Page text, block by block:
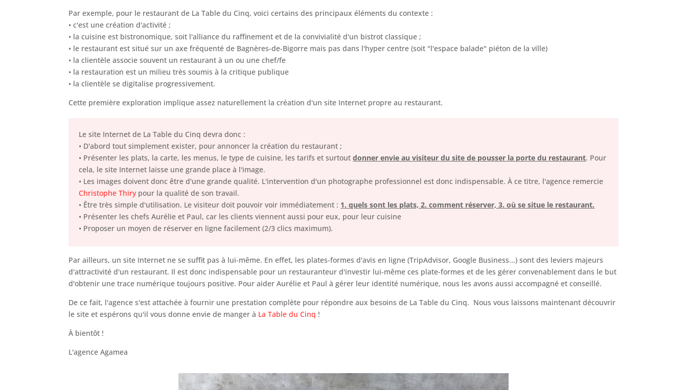
Par exemple, pour le restaurant de La Table du Cinq, voici certains des principaux éléments du contexte :
• c'est une création d'activité ;
• la cuisine est bistronomique, soit l'alliance du raffinement et de la convivialité d'un bistrot classique ;
• le restaurant est situé sur un axe fréquenté de Bagnères-de-Bigorre mais pas dans l'hyper centre (soit "l'espace balade" piéton de la ville)
• la clientèle associe souvent un restaurant à un ou une chef/fe
• la restauration est un milieu très soumis à la critique publique
• la clientèle se digitalise progressivement.
Cette première exploration implique assez naturellement la création d'un site Internet propre au restaurant.
Le site Internet de La Table du Cinq devra donc :
• D'abord tout simplement exister, pour annoncer la création du restaurant ;
• Présenter les plats, la carte, les menus, le type de cuisine, les tarifs et surtoutdonner envie au visiteur du site de pousser la porte du restaurant. Pour
cela, le site Internet laisse une grande place à l'image.
• Les images doivent donc être d'une grande qualité. L'intervention d'un photographe professionnel est donc indispensable. À ce titre, l'agence remercie
Christophe Thiry pour la qualité de son travail.
• Être très simple d'utilisation. Le visiteur doit pouvoir voir immédiatement : 1. quels sont les plats, 2. comment réserver, 3. où se situe le restaurant.
• Présenter les chefs Aurélie et Paul, car les clients viennent aussi pour eux, pour leur cuisine
• Proposer un moyen de réserver en ligne facilement (2/3 clics maximum).
Par ailleurs, un site Internet ne se suffit pas à lui-même. En effet, les plates-formes d'avis en ligne (TripAdvisor, Google Business...) sont des leviers majeurs
d'attractivité d'un restaurant. Il est donc indispensable pour un restauranteur d'investir lui-même ces plate-formes et de les gérer convenablement dans le but
d'obtenir une trace numérique toujours positive. Pour aider Aurélie et Paul à gérer leur identité numérique, nous les avons aussi accompagné et conseillé.
De ce fait, l'agence s'est attachée à fournir une prestation complète pour répondre aux besoins de La Table du Cinq. Nous vous laissons maintenant découvrir
le site et espérons qu'il vous donne envie de manger à La Table du Cinq !
À bientôt !
L'agence Agamea